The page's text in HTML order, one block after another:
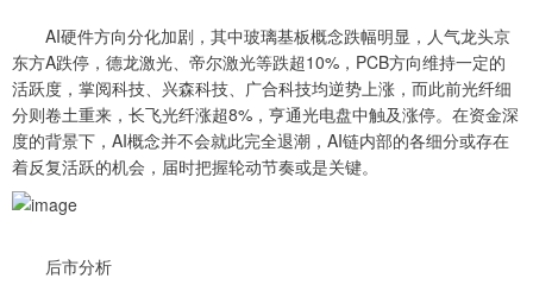
AI硬件方向分化加剧，其中玻璃基板概念跌幅明显，人气龙头京
东方A跌停，德龙激光、帝尔激光等跌超10%，PCB方向维持一定的
活跃度，掌阅科技、兴森科技、广合科技均逆势上涨，而此前光纤细
分则卷土重来，长飞光纤涨超8%，亨通光电盘中触及涨停。在资金深
度的背景下，AI概念并不会就此完全退潮，AI链内部的各细分或存在
着反复活跃的机会，届时把握轮动节奏或是关键。
后市分析